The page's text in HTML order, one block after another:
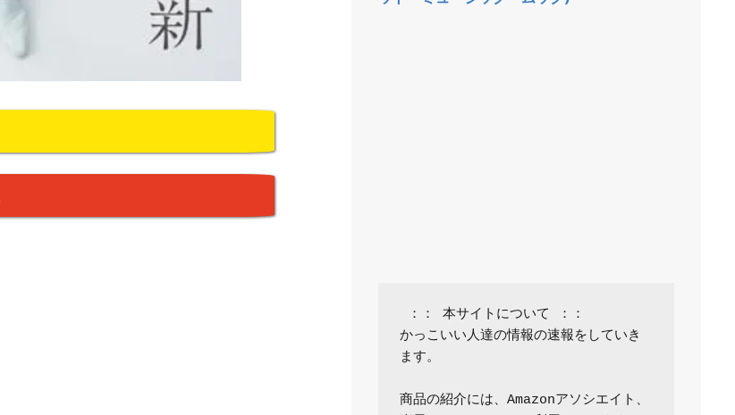
かっこいい人達の情報の速報をしていき
ます。
商品の紹介には、Amazonアソシエイト、